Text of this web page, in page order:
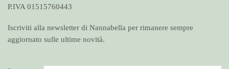
P.IVA 01515760443
Iscriviti alla newsletter di Nannabella per rimanere sempre
aggiornato sulle ultime novità.